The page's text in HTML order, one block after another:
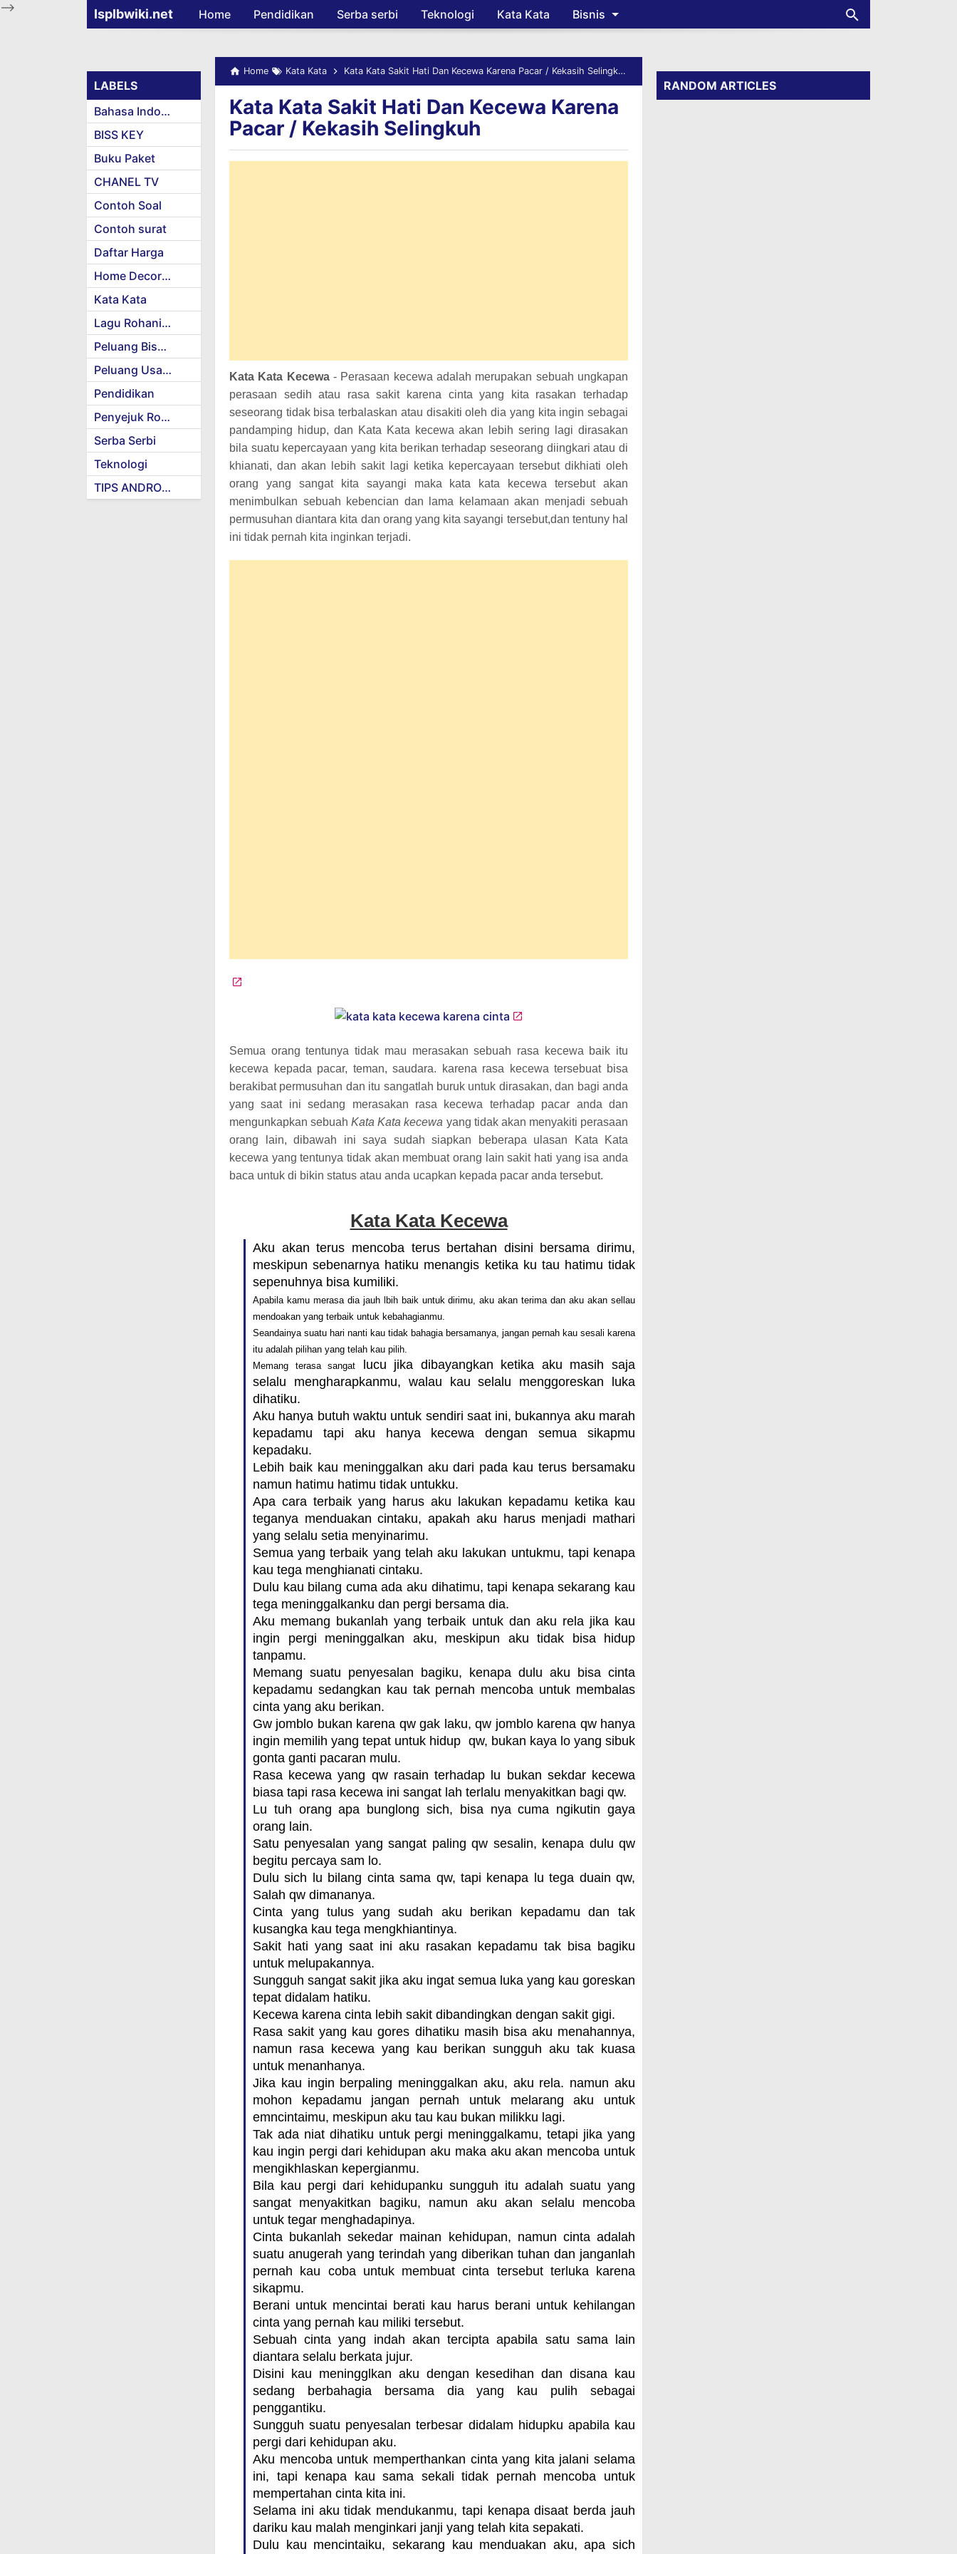
-->
Skip to main content
Isplbwiki.net Home Pendidikan Serba serbi Teknologi Kata Kata Bisnis
Home Kata Kata Kata Kata Sakit Hati Dan Kecewa Karena Pacar / Kekasih Selingkuh
Kata Kata Sakit Hati Dan Kecewa Karena
Pacar / Kekasih Selingkuh
Kata Kata Kecewa- Perasaan kecewa adalah merupakan sebuah ungkapan
perasaan sedih atau rasa sakit karena cinta yang kita rasakan terhadap
seseorang tidak bisa terbalaskan atau disakiti oleh dia yang kita ingin sebagai
pandamping hidup, dan Kata Kata kecewa akan lebih sering lagi dirasakan
bila suatu kepercayaan yang kita berikan terhadap seseorang diingkari atau di
khianati, dan akan lebih sakit lagi ketika kepercayaan tersebut dikhiati oleh
orang yang sangat kita sayangi maka kata kata kecewa tersebut akan
menimbulkan sebuah kebencian dan lama kelamaan akan menjadi sebuah
permusuhan diantara kita dan orang yang kita sayangi tersebut,dan tentuny hal
ini tidak pernah kita inginkan terjadi.
Semua orang tentunya tidak mau merasakan sebuah rasa kecewa baik itu
kecewa kepada pacar, teman, saudara. karena rasa kecewa tersebuat bisa
berakibat permusuhan dan itu sangatlah buruk untuk dirasakan, dan bagi anda
yang saat ini sedang merasakan rasa kecewa terhadap pacar anda dan
mengunkapkan sebuahKata Kata kecewa yang tidak akan menyakiti perasaan
orang lain, dibawah ini saya sudah siapkan beberapa ulasan Kata Kata
kecewa yang tentunya tidak akan membuat orang lain sakit hati yang isa anda
baca untuk di bikin status atau anda ucapkan kepada pacar anda tersebut.
Kata Kata Kecewa
Aku akan terus mencoba terus bertahan disini bersama dirimu,
meskipun sebenarnya hatiku menangis ketika ku tau hatimu tidak
sepenuhnya bisa kumiliki.
Apabila kamu merasa dia jauh lbih baik untuk dirimu, aku akan terima dan aku akan sellau
mendoakan yang terbaik untuk kebahagianmu.
Seandainya suatu hari nanti kau tidak bahagia bersamanya, jangan pernah kau sesali karena
itu adalah pilihan yang telah kau pilih.
Memang terasa sangat
lucu jika dibayangkan ketika aku masih saja
selalu mengharapkanmu, walau kau selalu menggoreskan luka
dihatiku.
Aku hanya butuh waktu untuk sendiri saat ini, bukannya aku marah
kepadamu tapi aku hanya kecewa dengan semua sikapmu
kepadaku.
Lebih baik kau meninggalkan aku dari pada kau terus bersamaku
namun hatimu hatimu tidak untukku.
Apa cara terbaik yang harus aku lakukan kepadamu ketika kau
teganya menduakan cintaku, apakah aku harus menjadi mathari
yang selalu setia menyinarimu.
Semua yang terbaik yang telah aku lakukan untukmu, tapi kenapa
kau tega menghianati cintaku.
Dulu kau bilang cuma ada aku dihatimu, tapi kenapa sekarang kau
tega meninggalkanku dan pergi bersama dia.
Aku memang bukanlah yang terbaik untuk dan aku rela jika kau
ingin pergi meninggalkan aku, meskipun aku tidak bisa hidup
tanpamu.
Memang suatu penyesalan bagiku, kenapa dulu aku bisa cinta
kepadamu sedangkan kau tak pernah mencoba untuk membalas
cinta yang aku berikan.
Gw jomblo bukan karena qw gak laku, qw jomblo karena qw hanya
ingin memilih yang tepat untuk hidup qw, bukan kaya lo yang sibuk
gonta ganti pacaran mulu.
Rasa kecewa yang qw rasain terhadap lu bukan sekdar kecewa
biasa tapi rasa kecewa ini sangat lah terlalu menyakitkan bagi qw.
Lu tuh orang apa bunglong sich, bisa nya cuma ngikutin gaya
orang lain.
Satu penyesalan yang sangat paling qw sesalin, kenapa dulu qw
begitu percaya sam lo.
Dulu sich lu bilang cinta sama qw, tapi kenapa lu tega duain qw,
Salah qw dimananya.
Cinta yang tulus yang sudah aku berikan kepadamu dan tak
kusangka kau tega mengkhiantinya.
Sakit hati yang saat ini aku rasakan kepadamu tak bisa bagiku
untuk melupakannya.
Sungguh sangat sakit jika aku ingat semua luka yang kau goreskan
tepat didalam hatiku.
Kecewa karena cinta lebih sakit dibandingkan dengan sakit gigi.
Rasa sakit yang kau gores dihatiku masih bisa aku menahannya,
namun rasa kecewa yang kau berikan sungguh aku tak kuasa
untuk menanhanya.
Jika kau ingin berpaling meninggalkan aku, aku rela. namun aku
mohon kepadamu jangan pernah untuk melarang aku untuk
emncintaimu, meskipun aku tau kau bukan milikku lagi.
Tak ada niat dihatiku untuk pergi meninggalkamu, tetapi jika yang
kau ingin pergi dari kehidupan aku maka aku akan mencoba untuk
mengikhlaskan kepergianmu.
Bila kau pergi dari kehidupanku sungguh itu adalah suatu yang
sangat menyakitkan bagiku, namun aku akan selalu mencoba
untuk tegar menghadapinya.
Cinta bukanlah sekedar mainan kehidupan, namun cinta adalah
suatu anugerah yang terindah yang diberikan tuhan dan janganlah
pernah kau coba untuk membuat cinta tersebut terluka karena
sikapmu.
Berani untuk mencintai berati kau harus berani untuk kehilangan
cinta yang pernah kau miliki tersebut.
Sebuah cinta yang indah akan tercipta apabila satu sama lain
diantara selalu berkata jujur.
Disini kau meningglkan aku dengan kesedihan dan disana kau
sedang berbahagia bersama dia yang kau pulih sebagai
penggantiku.
Sungguh suatu penyesalan terbesar didalam hidupku apabila kau
pergi dari kehidupan aku.
Aku mencoba untuk memperthankan cinta yang kita jalani selama
ini, tapi kenapa kau sama sekali tidak pernah mencoba untuk
mempertahan cinta kita ini.
Selama ini aku tidak mendukanmu, tapi kenapa disaat berda jauh
dariku kau malah menginkari janji yang telah kita sepakati.
Dulu kau mencintaiku, sekarang kau menduakan aku, apa sich
LABELS
Bahasa Indonesia
BISS KEY
Buku Paket
CHANEL TV
Contoh Soal
Contoh surat
Daftar Harga
Home Decoration
Kata Kata
Lagu Rohani Kristen
Peluang Bisnis
Peluang Usaha
Pendidikan
Penyejuk Rohani
Serba Serbi
Teknologi
TIPS ANDROID
RANDOM ARTICLES